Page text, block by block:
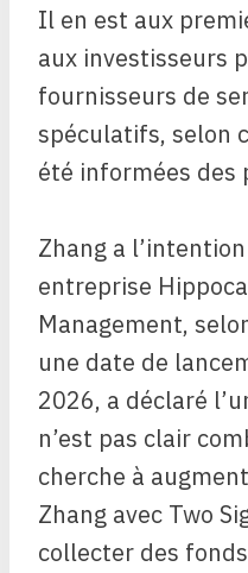
Il en est aux
aux investisseurs
fournisseurs de
spéculatifs, selon
été informées des
Zhang a
entreprise
Management,
une date de
2026, a déclaré
n’est pas clair
cherche à
Zhang avec Two
collecter des